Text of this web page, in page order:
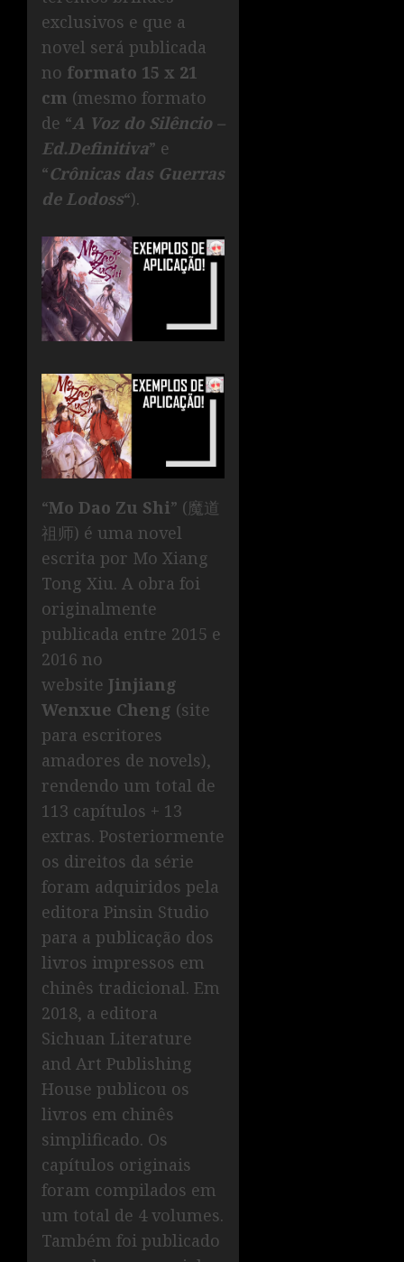
exclusivos e que a
novel será publicada
no formato 15 x 21
cm (mesmo formato
de “A Voz do Silêncio –
Ed.Definitiva” e
“Crônicas das Guerras
de Lodoss“).
“Mo Dao Zu Shi” (魔道
祖师) é uma novel
escrita por Mo Xiang
Tong Xiu. A obra foi
originalmente
publicada entre 2015 e
2016 no
website Jinjiang
Wenxue Cheng (site
para escritores
amadores de novels),
rendendo um total de
113 capítulos + 13
extras. Posteriormente
os direitos da série
foram adquiridos pela
editora Pinsin Studio
para a publicação dos
livros impressos em
chinês tradicional. Em
2018, a editora
Sichuan Literature
and Art Publishing
House publicou os
livros em chinês
simplificado. Os
capítulos originais
foram compilados em
um total de 4 volumes.
Também foi publicado